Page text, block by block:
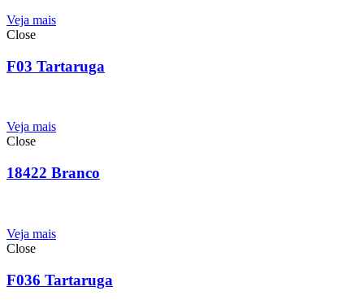
Veja mais
Close
F03 Tartaruga
Veja mais
Close
18422 Branco
Veja mais
Close
F036 Tartaruga